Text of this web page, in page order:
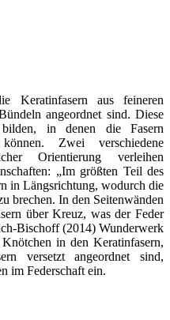
Keratin­fasern aus feineren
angeordnet sind. Diese
bilden, in denen die Fasern
Zwei verschiedene
Orientierung verleihen
„Im größten Teil des
in Längsrichtung, wodurch die
brechen. In den Seitenwänden
über Kreuz, was der Feder
Bischoff (2014) Wunderwerk
in den Keratinfasern,
versetzt angeordnet sind,
im Federschaft ein.